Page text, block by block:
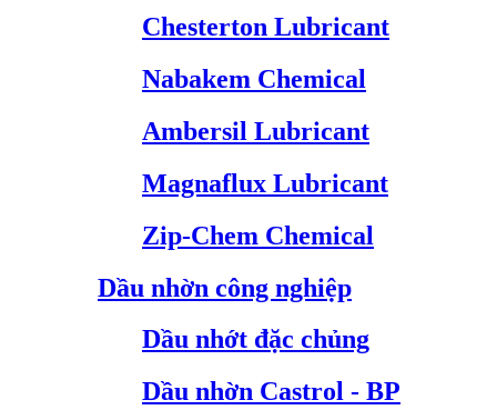
Chesterton Lubricant
Nabakem Chemical
Ambersil Lubricant
Magnaflux Lubricant
Zip-Chem Chemical
Dầu nhờn công nghiệp
Dầu nhớt đặc chủng
Dầu nhờn Castrol - BP